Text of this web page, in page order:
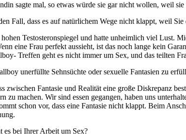
sagte mal, so etwas würde sie gar nicht wollen, weil
Fall, dass es auf natürlichem Wege nicht klappt, weil
Testosteronspiegel und hatte unheimlich viel Lust.
eine Frau perfekt aussieht, ist das noch lange kein
Treffen geht es nicht immer um Sex, und das teilten
unerfüllte Sehnsüchte oder sexuelle Fantasien zu
zwischen Fantasie und Realität eine große Diskrepanz
zu machen. Wir sind essen gegangen, haben uns
schon vor, dass eine Fantasie nicht klappt. Beim
es bei Ihrer Arbeit um Sex?